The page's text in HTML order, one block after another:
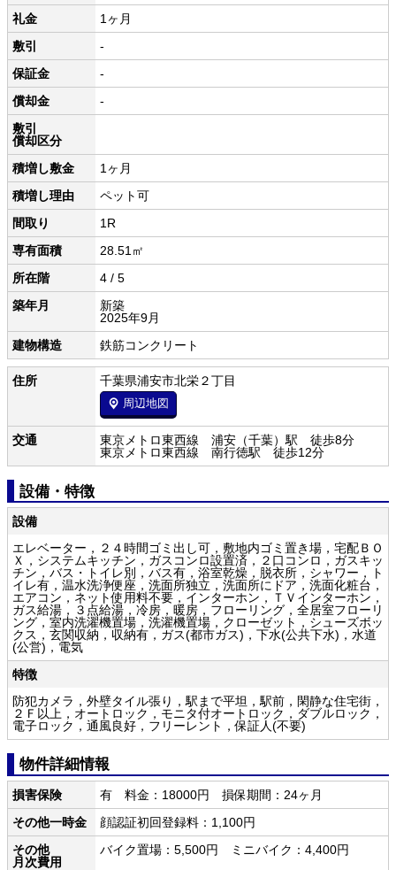
礼金
1ヶ月
敷引
-
保証金
-
償却金
-
敷引
償却区分
積増し敷金
1ヶ月
積増し理由
ペット可
間取り
1R
専有面積
28.51㎡
所在階
4 / 5
築年月
新築
2025年9月
建物構造
鉄筋コンクリート
住所 千葉県浦安市北栄２丁目
周辺地図
交通
東京メトロ東西線 浦安（千葉）駅 徒歩8分
東京メトロ東西線 南行徳駅 徒歩12分
設備・特徴
設備
エレベーター，２４時間ゴミ出し可，敷地内ゴミ置き場，宅配ＢＯ
Ｘ，システムキッチン，ガスコンロ設置済，２口コンロ，ガスキッ
チン，バス・トイレ別，バス有，浴室乾燥，脱衣所，シャワー，ト
イレ有，温水洗浄便座，洗面所独立，洗面所にドア，洗面化粧台，
エアコン，ネット使用料不要，インターホン，ＴＶインターホン，
ガス給湯，３点給湯，冷房，暖房，フローリング，全居室フローリ
ング，室内洗濯機置場，洗濯機置場，クローゼット，シューズボッ
クス，玄関収納，収納有，ガス(都市ガス)，下水(公共下水)，水道
(公営)，電気
特徴
防犯カメラ，外壁タイル張り，駅まで平坦，駅前，閑静な住宅街，
２Ｆ以上，オートロック，モニタ付オートロック，ダブルロック，
電子ロック，通風良好，フリーレント，保証人(不要)
物件詳細情報
損害保険
有 料金：18000円 損保期間：24ヶ月
その他一時金
顔認証初回登録料：1,100円
その他
月次費用
バイク置場：5,500円 ミニバイク：4,400円